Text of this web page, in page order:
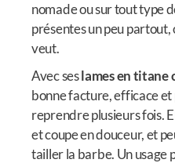
nomade ou sur tout type
présentes un peu partout,
veut.
Avec seslames en titane
bonne facture, efficace et
reprendre plusieurs fois.
et coupe en douceur, et
tailler la barbe. Un usage